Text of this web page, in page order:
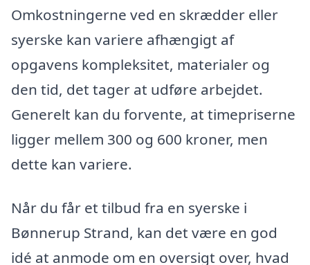
Omkostningerne ved en skrædder eller
syerske kan variere afhængigt af
opgavens kompleksitet, materialer og
den tid, det tager at udføre arbejdet.
Generelt kan du forvente, at timepriserne
ligger mellem 300 og 600 kroner, men
dette kan variere.
Når du får et tilbud fra en syerske i
Bønnerup Strand, kan det være en god
idé at anmode om en oversigt over, hvad